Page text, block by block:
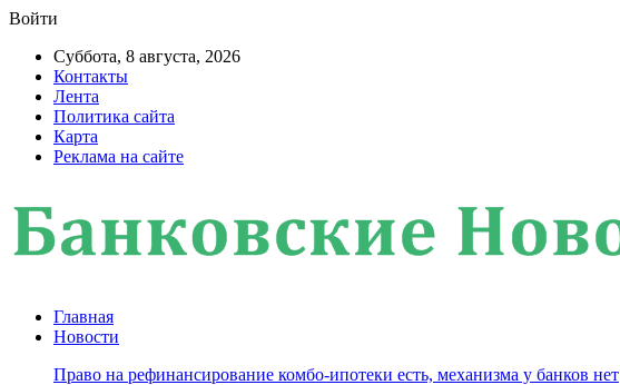
Войти
Суббота, 8 августа, 2026
Контакты
Лента
Политика сайта
Карта
Реклама на сайте
Главная
Новости
Право на рефинансирование комбо-ипотеки есть, механизма у банков нет